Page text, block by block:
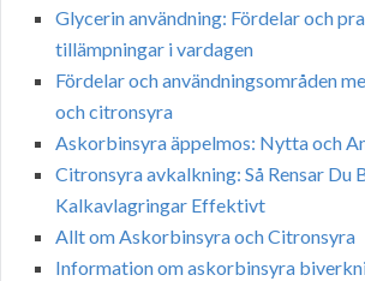
Glycerin användning: Fördelar och
tillämpningar i vardagen
Fördelar och användningsområden
och citronsyra
Askorbinsyra äppelmos: Nytta och
Citronsyra avkalkning: Så Rensar Du
Kalkavlagringar Effektivt
Allt om Askorbinsyra och Citronsyra
Information om askorbinsyra